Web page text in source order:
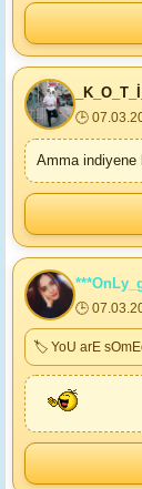
🕒
Amma indiyene
🕒
🏷 YoU arE